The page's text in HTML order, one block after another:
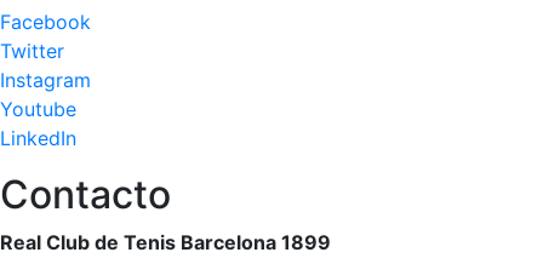
Facebook
Twitter
Instagram
Youtube
LinkedIn
Contacto
Real Club de Tenis Barcelona 1899